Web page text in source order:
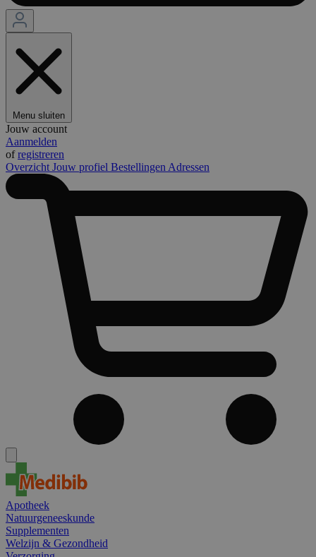
Menu sluiten
Jouw account
Aanmelden
ofregistreren
Overzicht Jouw profiel Bestellingen Adressen
Apotheek
Natuurgeneeskunde
Supplementen
Welzijn & Gezondheid